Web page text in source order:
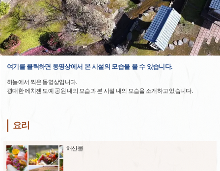
여기를 클릭하면 동영상에서 본 시설의 모습을 볼 수 있습니다.
하늘에서 찍은 동영상입니다.
광대한 에치젠 도예 공원 내의 모습과 본 시설 내의 모습을 소개하고 있습니다.
요리
해산물